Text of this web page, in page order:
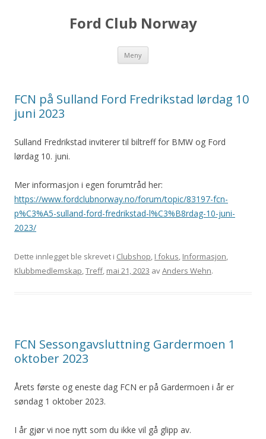
Ford Club Norway
Meny
FCN på Sulland Ford Fredrikstad lørdag 10
juni 2023
Sulland Fredrikstad inviterer til biltreff for BMW og Ford
lørdag 10. juni.
Mer informasjon i egen forumtråd her:
https://www.fordclubnorway.no/forum/topic/83197-fcn-
p%C3%A5-sulland-ford-fredrikstad-l%C3%B8rdag-10-juni-
2023/
Dette innlegget ble skrevet i Clubshop, I fokus, Informasjon,
Klubbmedlemskap,Treff, mai 21, 2023 avAnders Wehn.
FCN Sessongavsluttning Gardermoen 1
oktober 2023
Årets første og eneste dag FCN er på Gardermoen i år er
søndag 1 oktober 2023.
I år gjør vi noe nytt som du ikke vil gå glipp av.